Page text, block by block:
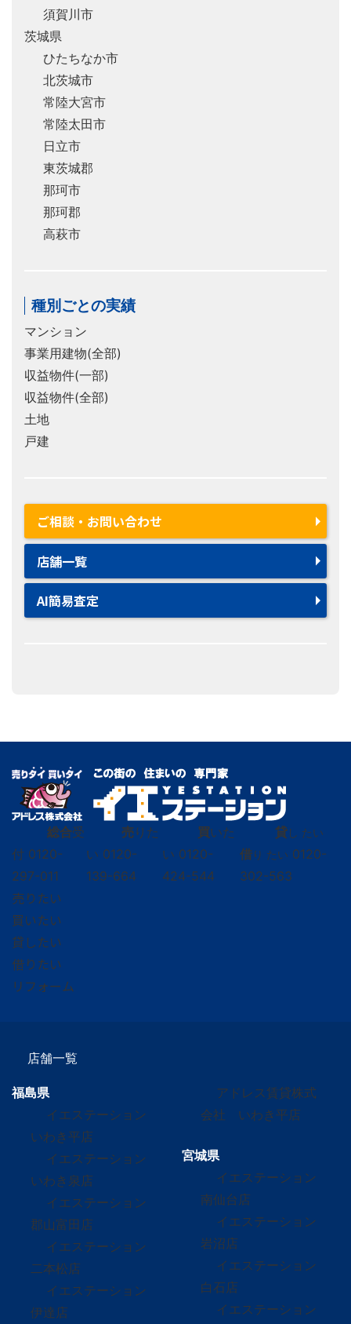
須賀川市
茨城県
ひたちなか市
北茨城市
常陸大宮市
常陸太田市
日立市
東茨城郡
那珂市
那珂郡
高萩市
種別ごとの実績
マンション
事業用建物(全部)
収益物件(一部)
収益物件(全部)
土地
戸建
ご相談・お問い合わせ
店舗一覧
AI簡易査定
総合受
付 0120-
297-011
売りた
い 0120-
139-664
買いた
い 0120-
424-544
貸し たい
借り たい 0120-
302-563
売りたい
買いたい
貸したい
借りたい
リフォーム
店舗一覧
福島県
イエステーション
いわき平店
イエステーション
いわき泉店
イエステーション
郡山富田店
イエステーション
二本松店
イエステーション
伊達店
アドレス賃貸株式
会社 いわき平店
宮城県
イエステーション
南仙台店
イエステーション
岩沼店
イエステーション
白石店
イエステーション